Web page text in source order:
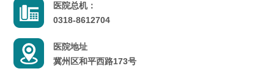
医院地址
冀州区和平西路173号
医院总机：
0318-8612704